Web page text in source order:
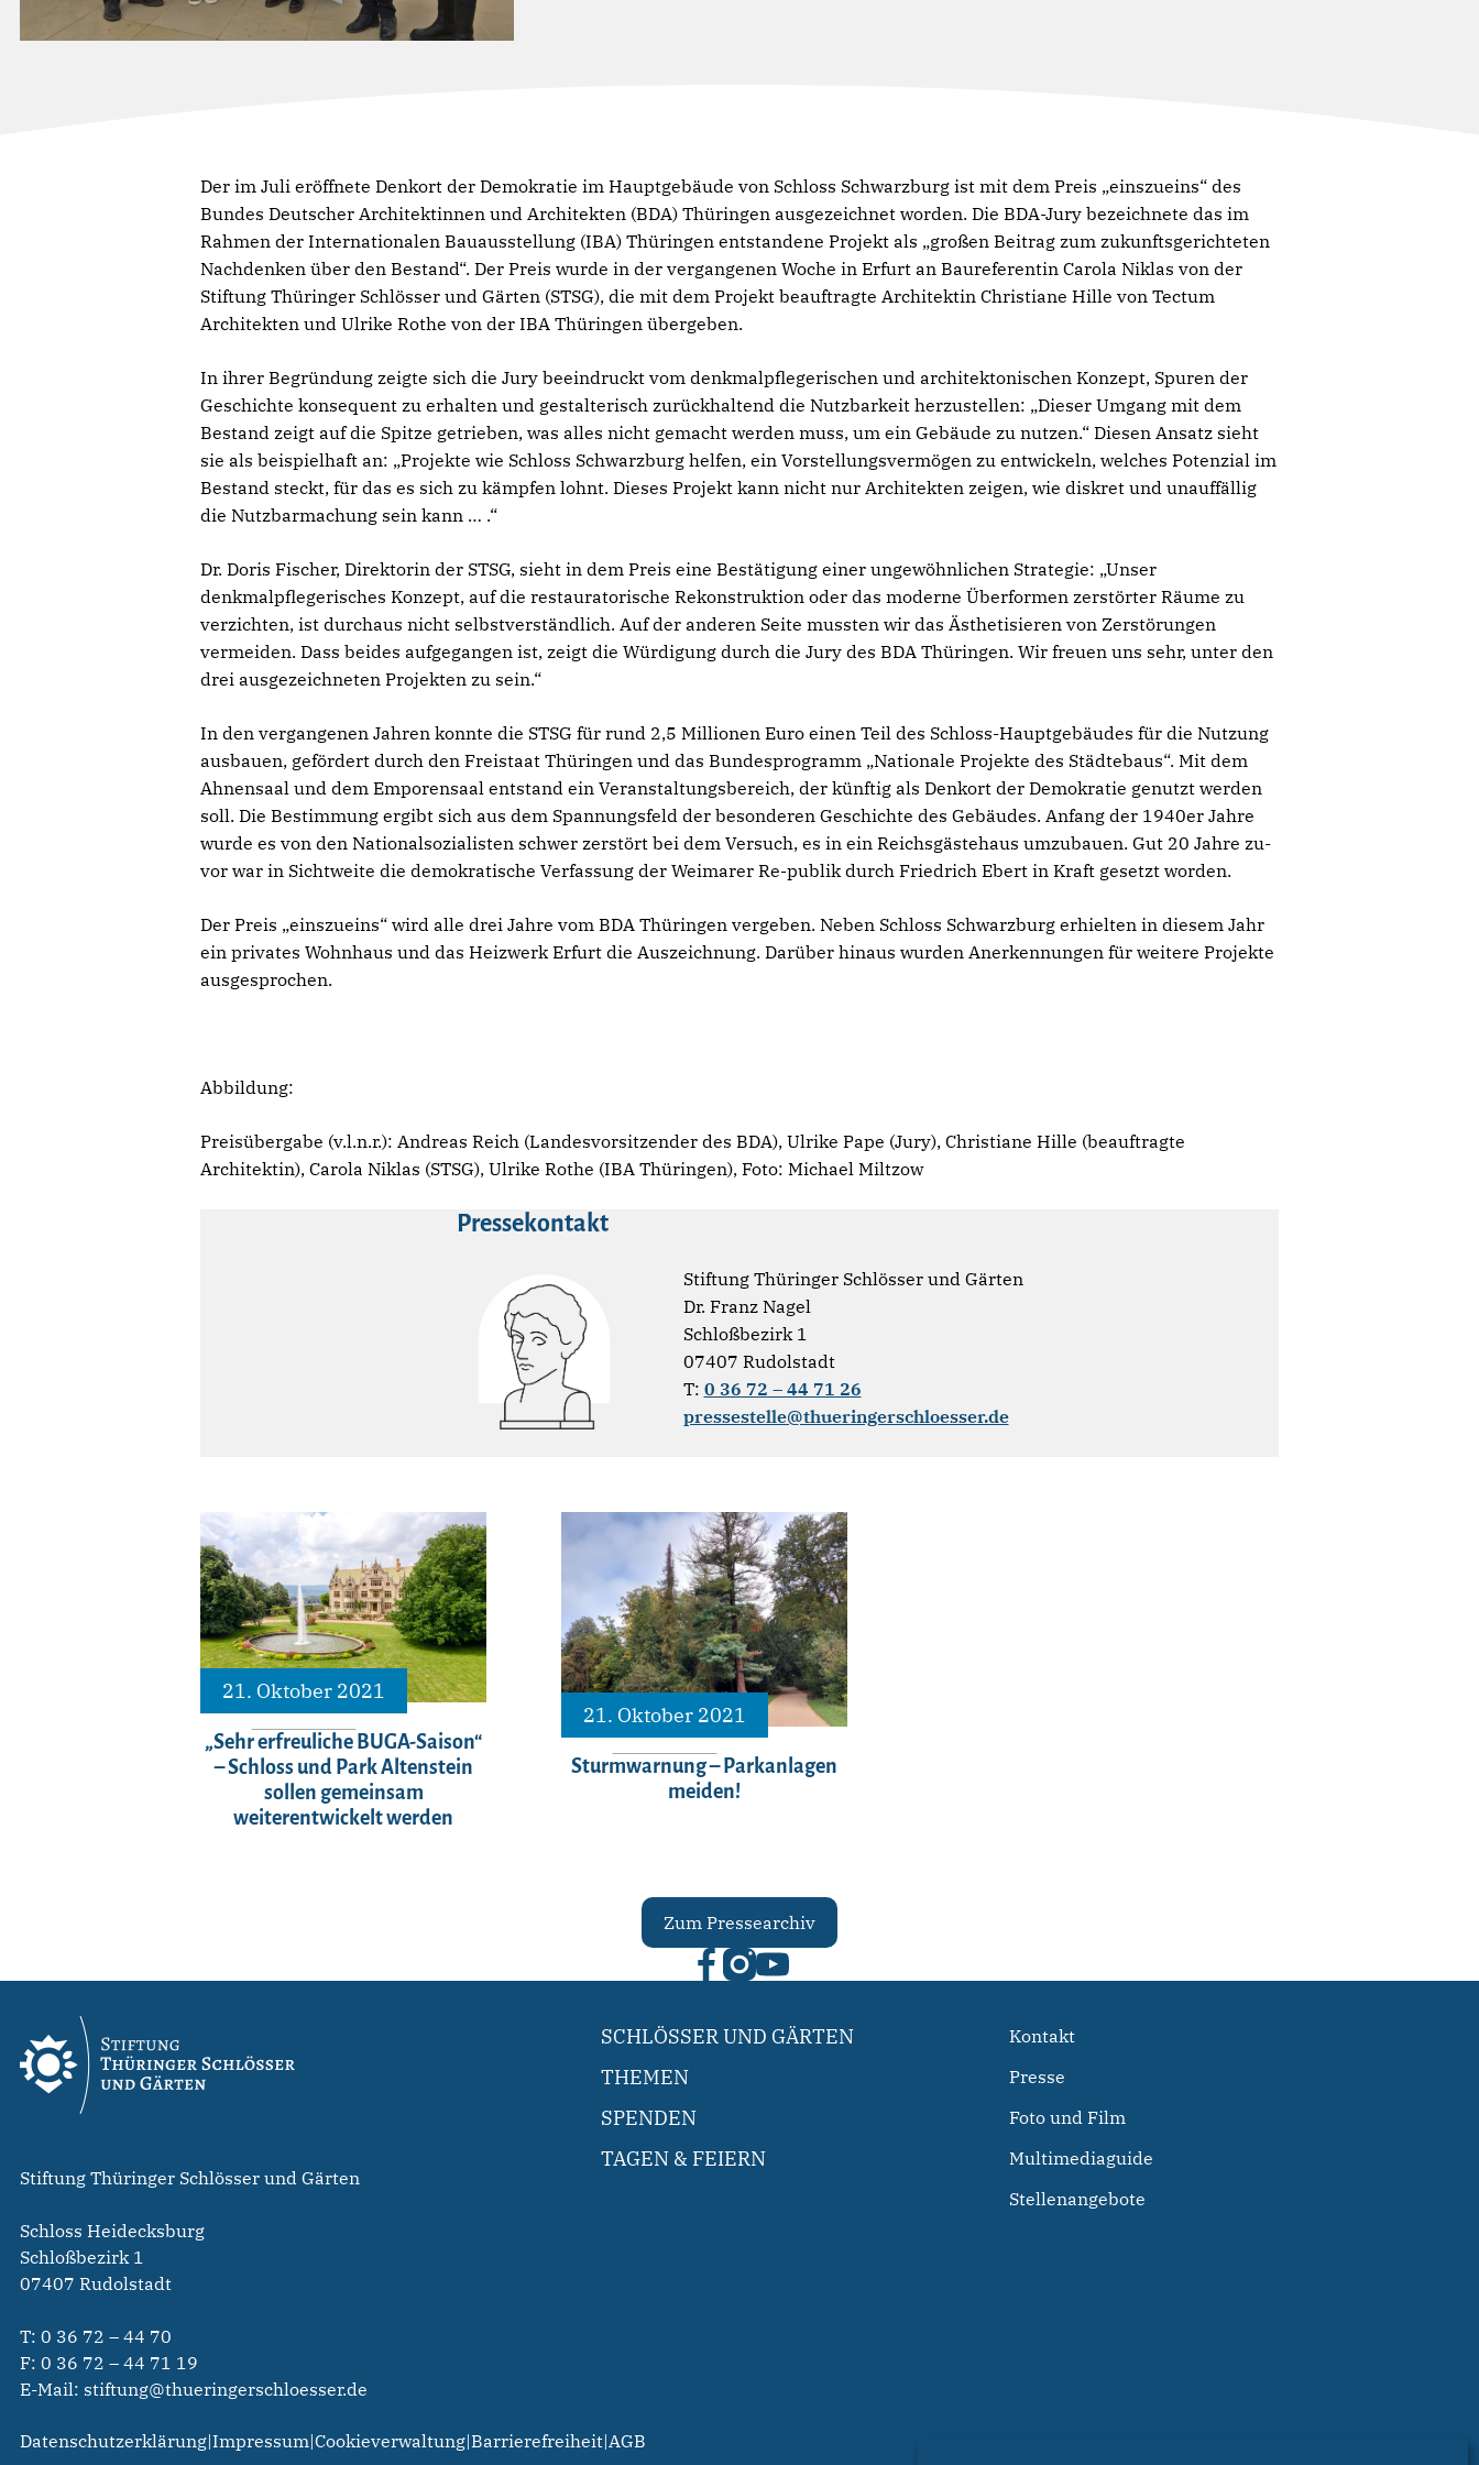
Der im Juli eröffnete Denkort der Demokratie im Hauptgebäude von Schloss Schwarzburg ist mit dem Preis „einszueins“ des
Bundes Deutscher Architektinnen und Architekten (BDA) Thüringen ausgezeichnet worden. Die BDA-Jury bezeichnete das im
Rahmen der Internationalen Bauausstellung (IBA) Thüringen entstandene Projekt als „großen Beitrag zum zukunftsgerichteten
Nachdenken über den Bestand“. Der Preis wurde in der vergangenen Woche in Erfurt an Baureferentin Carola Niklas von der
Stiftung Thüringer Schlösser und Gärten (STSG), die mit dem Projekt beauftragte Architektin Christiane Hille von Tectum
Architekten und Ulrike Rothe von der IBA Thüringen übergeben.
In ihrer Begründung zeigte sich die Jury beeindruckt vom denkmalpflegerischen und architektonischen Konzept, Spuren der
Geschichte konsequent zu erhalten und gestalterisch zurückhaltend die Nutzbarkeit herzustellen: „Dieser Umgang mit dem
Bestand zeigt auf die Spitze getrieben, was alles nicht gemacht werden muss, um ein Gebäude zu nutzen.“ Diesen Ansatz sieht
sie als beispielhaft an: „Projekte wie Schloss Schwarzburg helfen, ein Vorstellungsvermögen zu entwickeln, welches Potenzial im
Bestand steckt, für das es sich zu kämpfen lohnt. Dieses Projekt kann nicht nur Architekten zeigen, wie diskret und unauffällig
die Nutzbarmachung sein kann … .“
Dr. Doris Fischer, Direktorin der STSG, sieht in dem Preis eine Bestätigung einer ungewöhnlichen Strategie: „Unser
denkmalpflegerisches Konzept, auf die restauratorische Rekonstruktion oder das moderne Überformen zerstörter Räume zu
verzichten, ist durchaus nicht selbstverständlich. Auf der anderen Seite mussten wir das Ästhetisieren von Zerstörungen
vermeiden. Dass beides aufgegangen ist, zeigt die Würdigung durch die Jury des BDA Thüringen. Wir freuen uns sehr, unter den
drei ausgezeichneten Projekten zu sein.“
In den vergangenen Jahren konnte die STSG für rund 2,5 Millionen Euro einen Teil des Schloss-Hauptgebäudes für die Nutzung
ausbauen, gefördert durch den Freistaat Thüringen und das Bundesprogramm „Nationale Projekte des Städtebaus“. Mit dem
Ahnensaal und dem Emporensaal entstand ein Veranstaltungsbereich, der künftig als Denkort der Demokratie genutzt werden
soll. Die Bestimmung ergibt sich aus dem Spannungsfeld der besonderen Geschichte des Gebäudes. Anfang der 1940er Jahre
wurde es von den Nationalsozialisten schwer zerstört bei dem Versuch, es in ein Reichsgästehaus umzubauen. Gut 20 Jahre zu-
vor war in Sichtweite die demokratische Verfassung der Weimarer Re-publik durch Friedrich Ebert in Kraft gesetzt worden.
Der Preis „einszueins“ wird alle drei Jahre vom BDA Thüringen vergeben. Neben Schloss Schwarzburg erhielten in diesem Jahr
ein privates Wohnhaus und das Heizwerk Erfurt die Auszeichnung. Darüber hinaus wurden Anerkennungen für weitere Projekte
ausgesprochen.
Abbildung:
Preisübergabe (v.l.n.r.): Andreas Reich (Landesvorsitzender des BDA), Ulrike Pape (Jury), Christiane Hille (beauftragte
Architektin), Carola Niklas (STSG), Ulrike Rothe (IBA Thüringen), Foto: Michael Miltzow
Pressekontakt
Stiftung Thüringer Schlösser und Gärten
Dr. Franz Nagel
Schloßbezirk 1
07407 Rudolstadt
T: 0 36 72 – 44 71 26
pressestelle@thueringerschloesser.de
21. Oktober 2021
„Sehr erfreuliche BUGA-Saison“
– Schloss und Park Altenstein
sollen gemeinsam
weiterentwickelt werden
21. Oktober 2021
Sturmwarnung – Parkanlagen
meiden!
Zum Pressearchiv
Stiftung Thüringer Schlösser und Gärten
Schloss Heidecksburg
Schloßbezirk 1
07407 Rudolstadt
T: 0 36 72 – 44 70
F: 0 36 72 – 44 71 19
E-Mail: stiftung@thueringerschloesser.de
SCHLÖSSER UND GÄRTEN
THEMEN
SPENDEN
TAGEN & FEIERN
Kontakt
Presse
Foto und Film
Multimediaguide
Stellenangebote
Datenschutzerklärung|Impressum|Cookieverwaltung|Barrierefreiheit|AGB